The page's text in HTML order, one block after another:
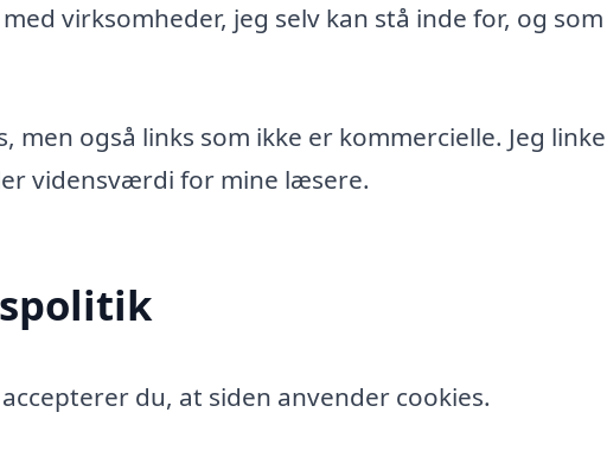
virksomheder, jeg selv kan stå inde for, og
også links som ikke er kommercielle. Jeg
vidensværdi for mine læsere.
accepterer du, at siden anvender cookies.